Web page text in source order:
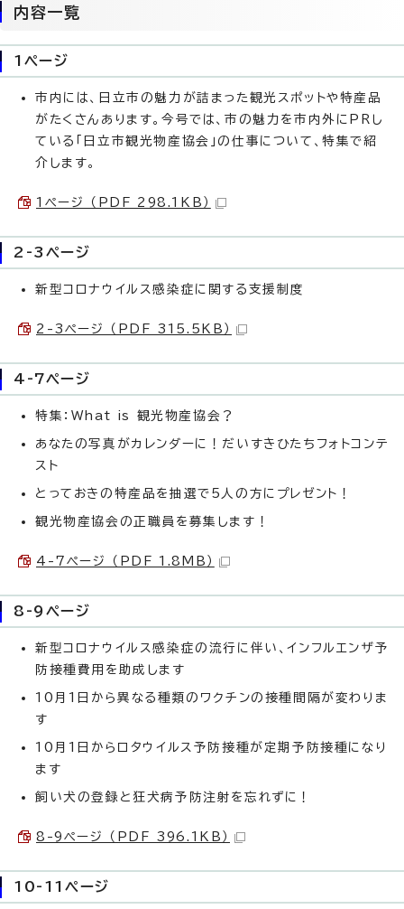
内容一覧
1ページ
市内には、日立市の魅力が詰まった観光スポットや特産品
がたくさんあります。今号では、市の魅力を市内外にPRし
ている「日立市観光物産協会」の仕事について、特集で紹
介します。
1ページ （PDF 298.1KB）
2-3ページ
新型コロナウイルス感染症に関する支援制度
2-3ページ （PDF 315.5KB）
4-7ページ
特集：What is 観光物産協会？
あなたの写真がカレンダーに！だいすきひたちフォトコンテ
スト
とっておきの特産品を抽選で5人の方にプレゼント！
観光物産協会の正職員を募集します！
4-7ページ （PDF 1.8MB）
8-9ページ
新型コロナウイルス感染症の流行に伴い、インフルエンザ予
防接種費用を助成します
10月1日から異なる種類のワクチンの接種間隔が変わりま
す
10月1日からロタウイルス予防接種が定期予防接種になり
ます
飼い犬の登録と狂犬病予防注射を忘れずに！
8-9ページ （PDF 396.1KB）
10-11ページ